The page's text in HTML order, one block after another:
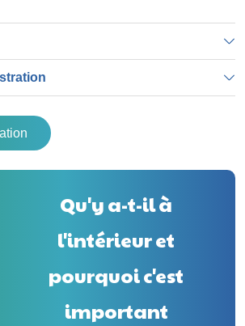
Qu'y a-t-il à
l'intérieur et
pourquoi c'est
important